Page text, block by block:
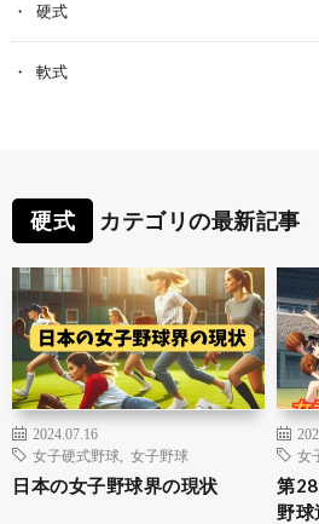
硬式
軟式
硬式 カテゴリの最新記事
2024.07.16
女子硬式野球
女子野球
日本の女子野球界の現状
女
第
野